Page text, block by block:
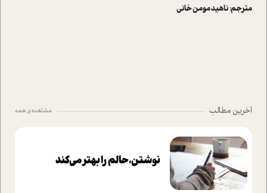
مترجم: ناهید مومن خانی
آخرین مطالب مشاهده ی همه
نوشتن، حالم را بهتر می‌کند